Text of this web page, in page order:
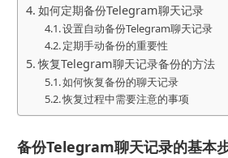
如何定期备份Telegram聊天记录
设置自动备份Telegram聊天记录
定期手动备份的重要性
恢复Telegram聊天记录备份的方法
如何恢复备份的聊天记录
恢复过程中需要注意的事项
备份Telegram聊天记录的基本